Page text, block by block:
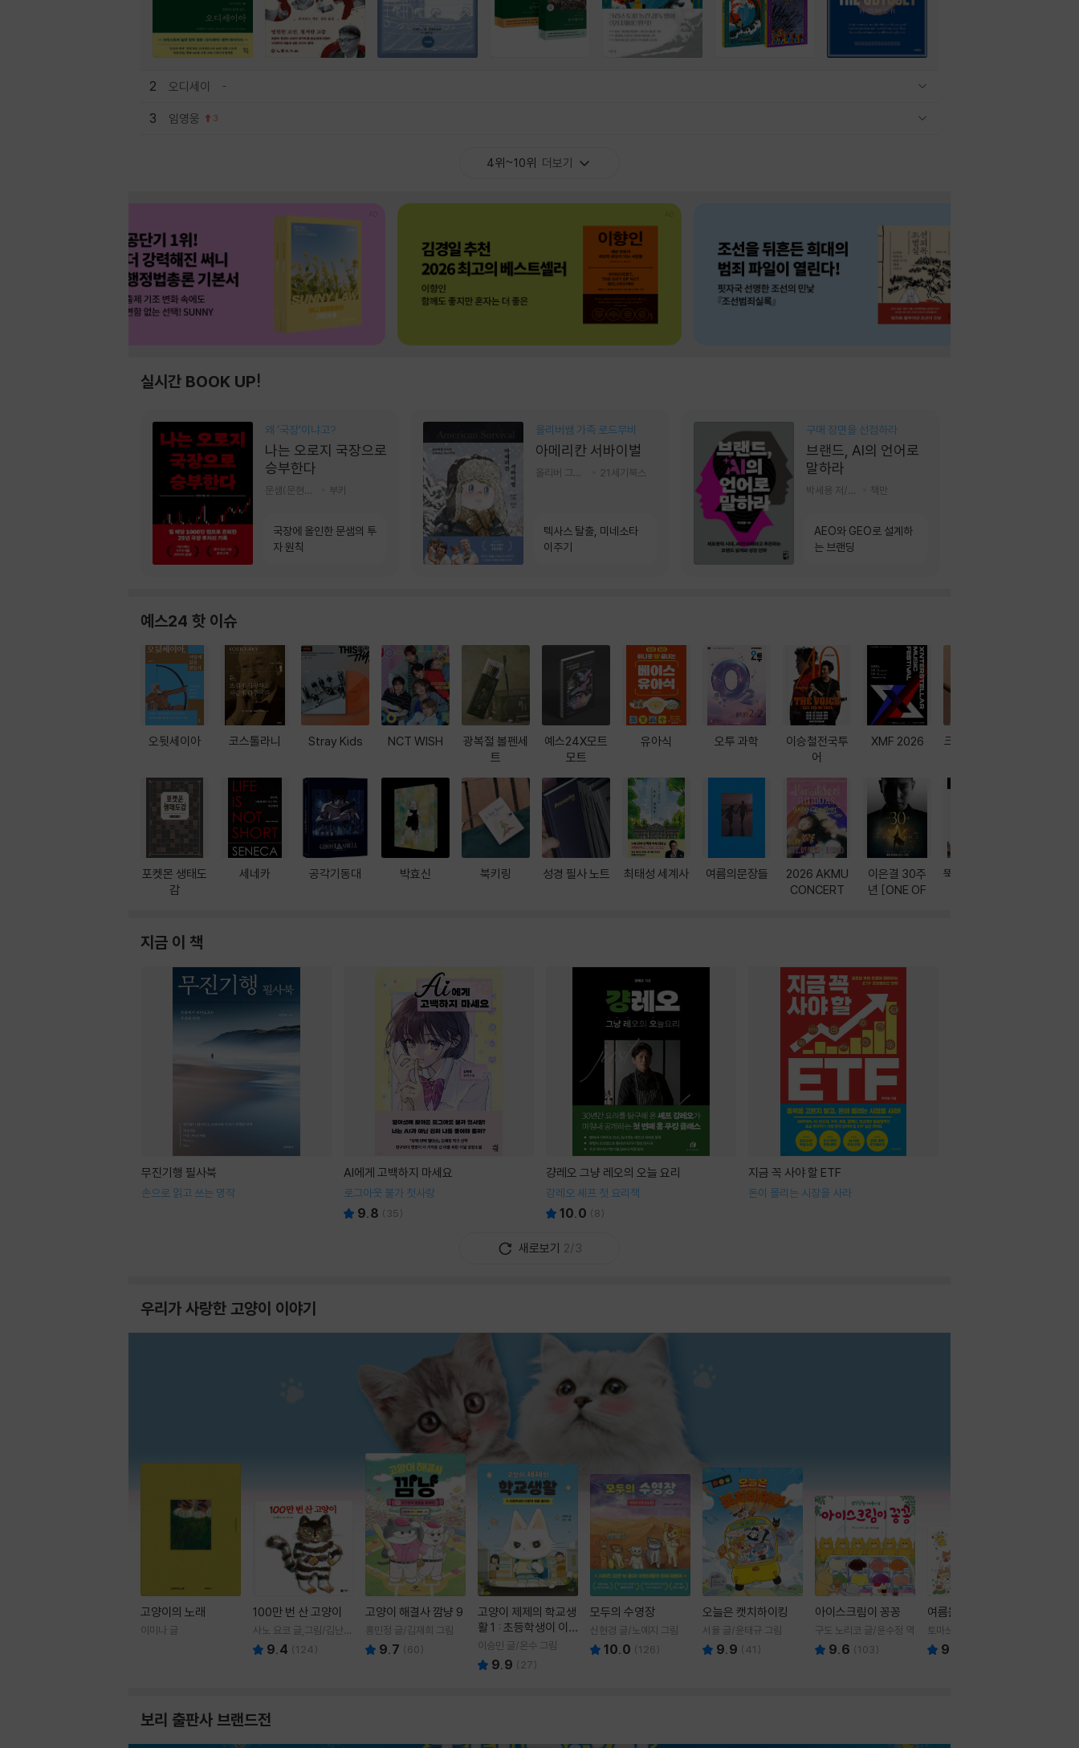
2 오디세이
3 임영웅 3
4위~10위 더보기
실시간 BOOK UP!
왜 ‘국장‘이냐고?
나는 오로지 국장으로
승부한다
부키
국장에 올인한 문샘의 투
자 원칙
올리버쌤 가족 로드무비
아메리칸 서바이벌
21세기북스
텍사스 탈출, 미네소타
이주기
구매 장면을 선점하라
브랜드, AI의 언어로
말하라
책만
AEO와 GEO로 설계하
는 브랜딩
예스24 핫 이슈
오뒷세이아
포켓몬 생태도
감
코스톨라니
세네카
Stray Kids
공각기동대
NCT WISH
박효신
광복절 볼펜세
트
북키링
예스24X모트
모트
성경 필사 노트
유아식
최태성 세계사
오투 과학
여름의문장들
이승철전국투
어
2026 AKMU
CONCERT
XMF 2026
이은결 30주
년 [ONE OF
크레마 이북 리
뚝딱! AI 3대장
지금 이 책
무진기행 필사북
손으로 읽고 쓰는 명작
AI에게 고백하지 마세요
로그아웃 불가 첫사랑
9.8 ( 35)
걍레오 그냥 레오의 오늘 요리
강레오 셰프 첫 요리책
10.0 (8)
지금 꼭 사야 할 ETF
돈이 몰리는 시장을 사라
새로보기 2/3
우리가 사랑한 고양이 이야기
고양이의 노래
이미나 글
100만 번 산 고양이
사노 요코 글,그림/김난주
역 9.4 (124)
고양이 해결사 깜냥 9
홍민정 글/김재희 그림
9.7 (60)
고양이 제제의 학교생
활 1 : 초등학생이 이
렇게 힘들 줄이야
이승민 글/온수 그림
9.9 ( 27)
모두의 수영장
신현경 글/노예지 그림
10.0 (126)
오늘은 캣치하이킹
서율 글/윤태규 그림
9.9 (41 )
아이스크림이 꽁꽁
구도 노리코 글/윤수정 역
9.6 (103)
여름을 부탁해
토마쓰리 글그림
9.8
보리 출판사 브랜드전